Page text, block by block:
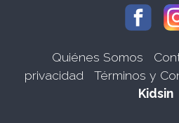
Quiénes Somos
privacidad
Términos y
Kidsin